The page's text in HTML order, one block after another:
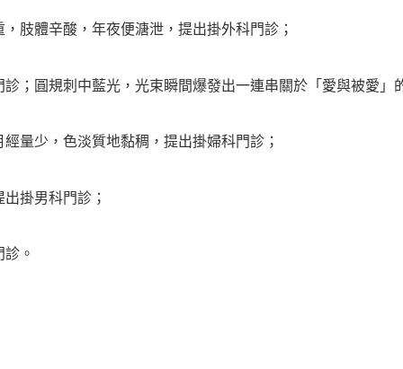
體辛酸，年夜便溏泄，提出掛外科門診；
圓規刺中藍光，光束瞬間爆發出一連串關於「愛與被愛」
少，色淡質地黏稠，提出掛婦科門診；
掛男科門診；
。